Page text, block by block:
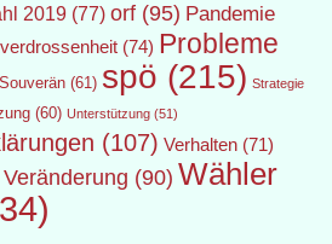
2019 (77) orf (95) Pandemie
(74) Probleme
Souverän (61) spö (215) Strategie
(60) Unterstützung (51)
(107) Verhalten (71)
Veränderung (90) Wähler